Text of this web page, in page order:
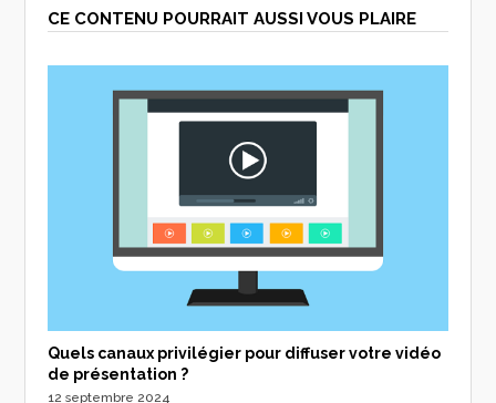
CE CONTENU POURRAIT AUSSI VOUS PLAIRE
Quels canaux privilégier pour diffuser votre vidéo
de présentation ?
12 septembre 2024